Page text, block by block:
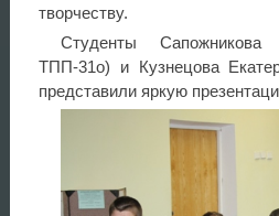
творчеству.
Студенты Сапожникова
ТПП-31о) и Кузнецова
представили яркую